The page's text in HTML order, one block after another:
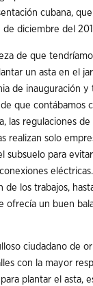
cubana,
de diciembre del
de que
un asta en el
de inauguración y
que contábamos
las regulaciones
realizan solo
subsuelo para
de los trabajos,
ofrecía un buen
ciudadano de
con la mayor
plantar el asta,